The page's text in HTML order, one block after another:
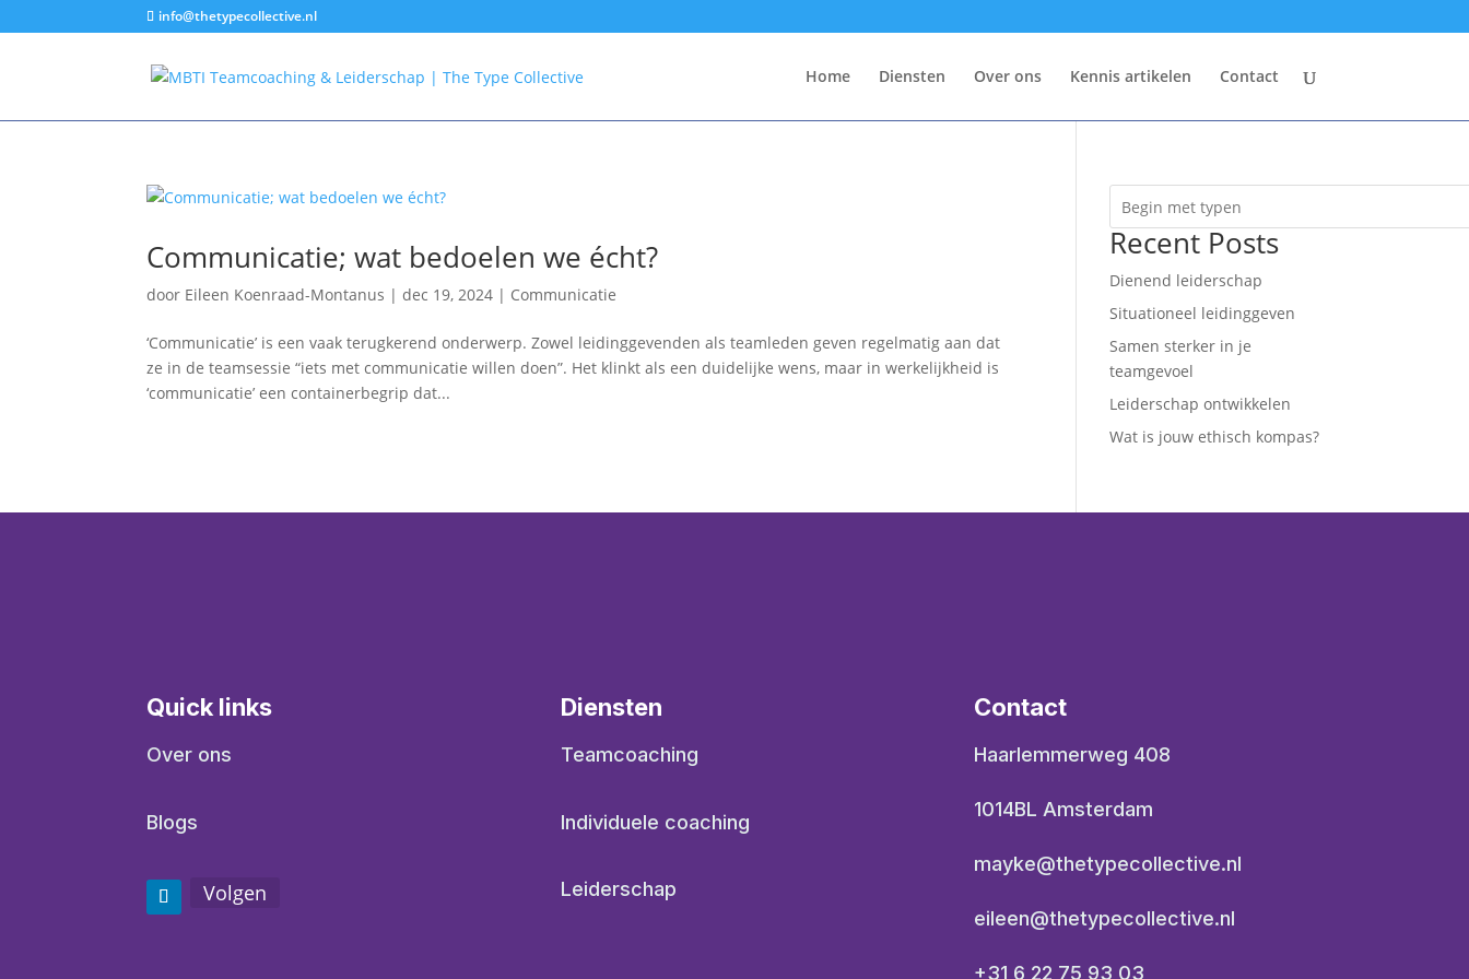
info@thetypecollective.nl
Home Diensten Over ons Kennis artikelen Contact
Communicatie; wat bedoelen we écht?
door Eileen Koenraad-Montanus |dec 19, 2024 | Communicatie
‘Communicatie’ is een vaak terugkerend onderwerp. Zowel leidinggevenden als teamleden geven regelmatig aan dat
ze in de teamsessie “iets met communicatie willen doen”. Het klinkt als een duidelijke wens, maar in werkelijkheid is
‘communicatie’ een containerbegrip dat...
Recent Posts
Dienend leiderschap
Situationeel leidinggeven
Samen sterker in je
teamgevoel
Leiderschap ontwikkelen
Wat is jouw ethisch kompas?
Quick links
Over ons
Blogs
Volgen
Diensten
Teamcoaching
Individuele coaching
Leiderschap
Contact
Haarlemmerweg 408
1014BL Amsterdam
mayke@thetypecollective.nl
eileen@thetypecollective.nl
+31 6 22 75 93 03